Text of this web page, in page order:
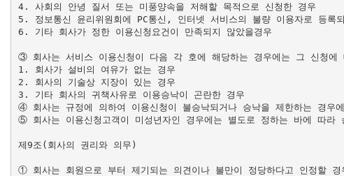
4. 사회의 안녕 질서 또는 미풍양속을 저해할 목적으로 신청한 경우
5. 정보통신 윤리위원회에 PC통신, 인터넷 서비스의 불량 이용자로 등록
6. 기타 회사가 정한 이용신청요건이 만족되지 않았을경우
③ 회사는 서비스 이용신청이 다음 각 호에 해당하는 경우에는 그 신청
1. 회사가 설비의 여유가 없는 경우
2. 회사의 기술상 지장이 있는 경우
3. 기타 회사의 귀책사유로 이용승낙이 곤란한 경우
④ 회사는 규정에 의하여 이용신청이 불승낙되거나 승낙을 제한하는 경우
⑤ 회사는 이용신청고객이 미성년자인 경우에는 별도로 정하는 바에 따라
제9조(회사의 권리와 의무)
① 회사는 회원으로 부터 제기되는 의견이나 불만이 정당하다고 인정할